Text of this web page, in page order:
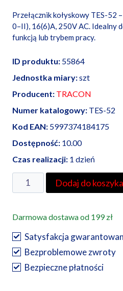
Przełącznik kołyskowy TES-52
0–II), 16(6)A, 250V AC. Idealny
funkcją lub trybem pracy.
ID produktu: 55864
Jednostka miary:szt
Producent: TRACON
Numer katalogowy: TES-52
Kod EAN: 5997374184175
Dostępność: 10.00
Czas realizacji: 1 dzień
ilość
Przełącznik
TES-
52
|
Trójpozycyjny
(I–
Dodaj do koszyka
Darmowa dostawa od 199 zł
Satysfakcja
Bezproblemowe zwroty
Bezpieczne płatności